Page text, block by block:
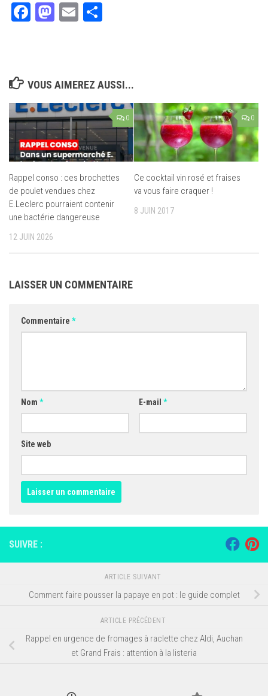
Facebook
Mastodon
Email
VOUS AIMEREZ AUSSI...
0
Rappel conso : ces brochettes
de poulet vendues chez
E.Leclerc pourraient contenir
une bactérie dangereuse
12 JUIN 2026
0
Ce cocktail vin rosé et fraises
va vous faire craquer !
8 JUIN 2017
LAISSER UN COMMENTAIRE
Commentaire *
Nom * E-mail *
Site web
SUIVRE :
ARTICLE SUIVANT
Comment faire pousser la papaye en pot : le guide complet
ARTICLE PRÉCÉDENT
Rappel en urgence de fromages à raclette chez Aldi, Auchan
et Grand Frais : attention à la listeria